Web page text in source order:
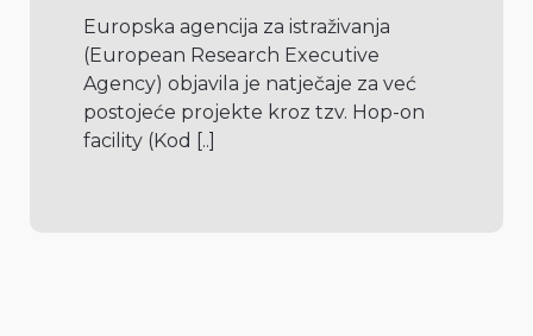
Europska agencija za istraživanja
(European Research Executive
Agency) objavila je natječaje za već
postojeće projekte kroz tzv. Hop-on
facility (Kod [..]